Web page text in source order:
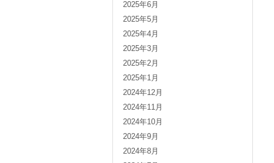
2025年6月
2025年5月
2025年4月
2025年3月
2025年2月
2025年1月
2024年12月
2024年11月
2024年10月
2024年9月
2024年8月